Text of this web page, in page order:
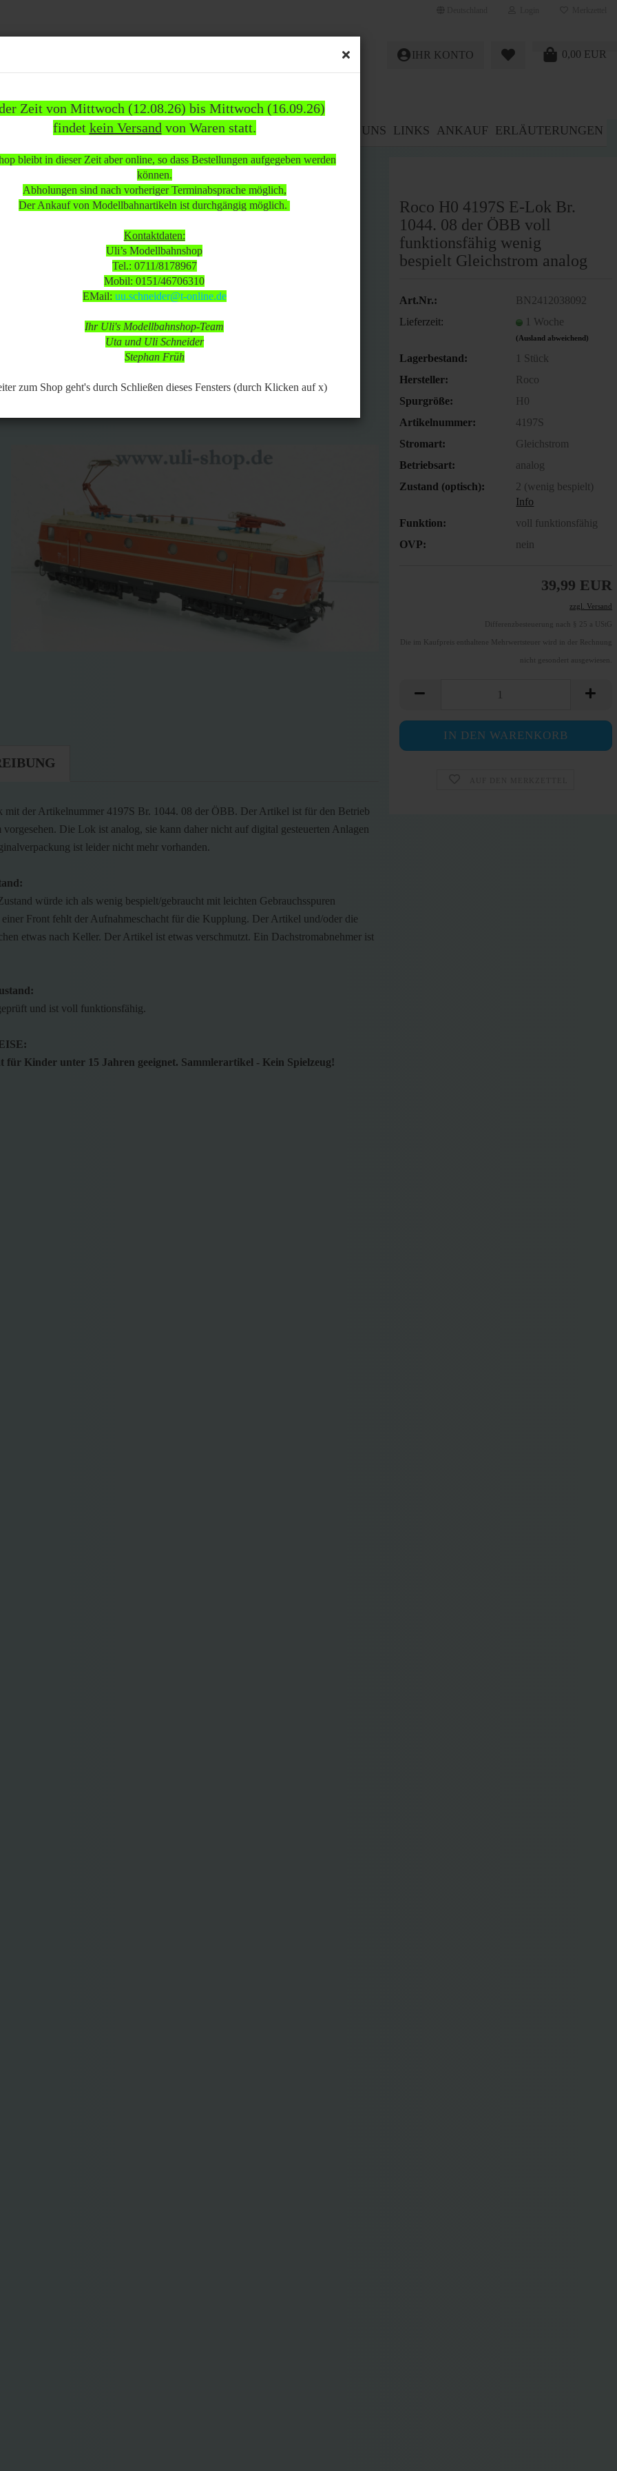
Zeit von Mittwoch (12.08.26) bis Mittwoch (16.09.26)
findet kein Versand von Waren statt.
bleibt in dieser Zeit aber online, so dass Bestellungen aufgegeben werden
können.
Abholungen sind nach vorheriger Terminabsprache möglich,
Der Ankauf von Modellbahnartikeln ist durchgängig möglich.
Kontaktdaten:
Uli’s Modellbahnshop
Tel.: 0711/8178967
Mobil: 0151/46706310
EMail: uu.schneider@t-online.de
Ihr Uli's Modellbahnshop-Team
Uta und Uli Schneider
Stephan Früh
zum Shop geht's durch Schließen dieses Fensters (durch Klicken auf x)
0,00 EUR
IHR KONTO
INFOS KUNDEN ÜBER UNS LINKS ANKAUF ERLÄUTERUNGEN
WEITERE
» »
Br. 1044. 08 der ÖBB voll funktionsfähig wenig bespielt Gleichstrom analog
(12.08.26) bis Mittwoch (16.09.26)
dieser Zeit aber online, so dass Bestellungen aufgegeben werden können.
nach vorheriger Terminabsprache möglich,
Modellbahnartikeln ist durchgängig möglich.
weiter » Letzter »
Roco H0 4197S E-Lok Br.
1044. 08 der ÖBB voll
funktionsfähig wenig
bespielt Gleichstrom analog
Art.Nr.:
BN2412038092
Lieferzeit:
1 Woche
(Ausland abweichend)
Lagerbestand: 1 Stück
Hersteller:
Roco
Spurgröße:
H0
Artikelnummer:
4197S
Stromart:
Gleichstrom
Betriebsart:
analog
Zustand (optisch):
2 (wenig bespielt)
Info
Funktion:
voll funktionsfähig
OVP:
nein
39,99 EUR
zzgl. Versand
Differenzbesteuerung nach § 25 a UStG
Die im Kaufpreis enthaltene Mehrwertsteuer wird in der Rechnung
nicht gesondert ausgewiesen.
mit der Artikelnummer 4197S Br. 1044. 08 der ÖBB. Der Artikel ist für den Betrieb
Die Lok ist analog, sie kann daher nicht auf digital gesteuerten Anlagen
ist leider nicht mehr vorhanden.
würde ich als wenig bespielt/gebraucht mit leichten Gebrauchsspuren
einer Front fehlt der Aufnahmeschacht für die Kupplung. Der Artikel und/oder die
etwas nach Keller. Der Artikel ist etwas verschmutzt. Ein Dachstromabnehmer ist
und ist voll funktionsfähig.
für Kinder unter 15 Jahren geeignet. Sammlerartikel - Kein Spielzeug!